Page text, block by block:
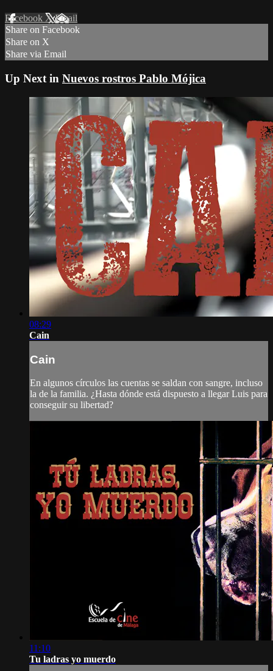
Facebook XEmail
Share on Facebook
Share on X
Share via Email
Up Next in Nuevos rostros Pablo Mójica
08:29
Cain
Cain
En algunos círculos las cuentas se saldan con sangre, incluso
la de la familia. ¿Hasta dónde está dispuesto a llegar Luis para
conseguir su libertad?
11:10
Tu ladras yo muerdo